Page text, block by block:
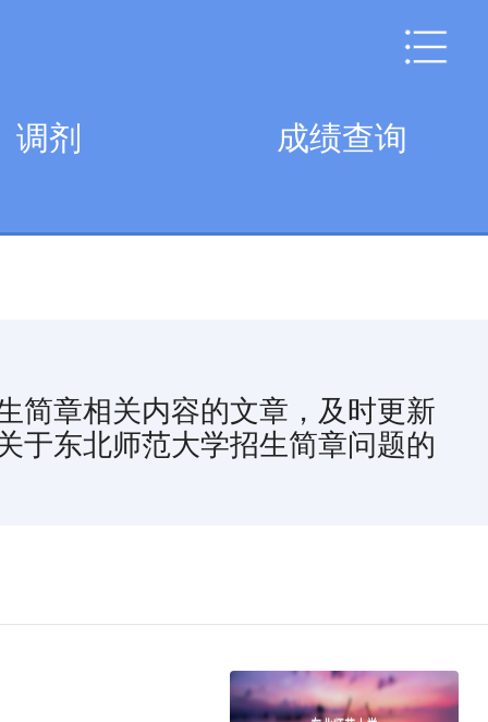
调剂
成绩查询
简章相关内容的文章，及时更新
于东北师范大学招生简章问题的